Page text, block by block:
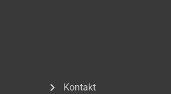
Kontakt